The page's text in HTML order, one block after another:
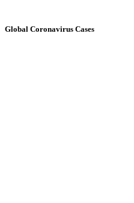
Global Coronavirus Cases